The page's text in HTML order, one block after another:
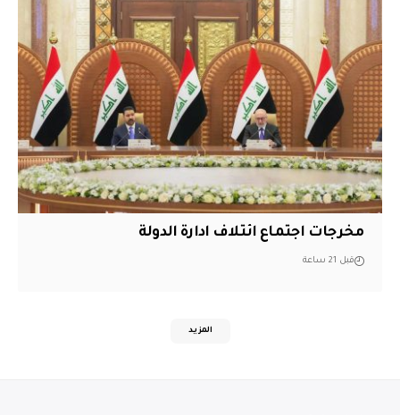
مخرجات اجتماع ائتلاف ادارة الدولة
قبل 21 ساعة
المزيد